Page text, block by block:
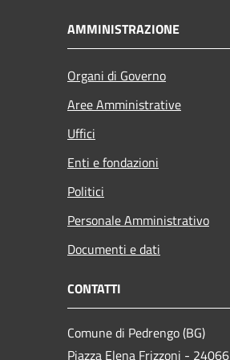
AMMINISTRAZIONE
Organi di Governo
Aree Amministrative
Uffici
Enti e fondazioni
Politici
Personale Amministrativo
Documenti e dati
CONTATTI
Comune di Pedrengo (BG)
Piazza Elena Frizzoni - 24066